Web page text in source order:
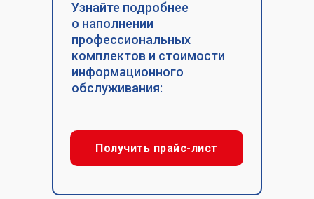
Получить прайс-лист
Узнайте подробнее
о наполнении
профессиональных
комплектов и стоимости
информационного
обслуживания: